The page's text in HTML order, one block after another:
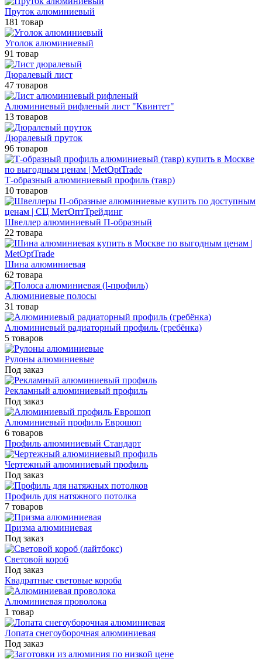
Пруток алюминиевый
181 товар
Уголок алюминиевый
91 товар
Дюралевый лист
47 товаров
Алюминиевый рифленый лист "Квинтет"
13 товаров
Дюралевый пруток
96 товаров
Т-образный алюминиевый профиль (тавр)
10 товаров
Швеллер алюминиевый П-образный
22 товара
Шина алюминиевая
62 товара
Алюминиевые полосы
31 товар
Алюминиевый радиаторный профиль (гребёнка)
5 товаров
Рулоны алюминиевые
Под заказ
Рекламный алюминиевый профиль
Под заказ
Алюминиевый профиль Еврошоп
6 товаров
Профиль алюминиевый Стандарт
Чертежный алюминиевый профиль
Под заказ
Профиль для натяжного потолка
7 товаров
Призма алюминиевая
Под заказ
Световой короб
Под заказ
Квадратные световые короба
Алюминиевая проволока
1 товар
Лопата снегоуборочная алюминиевая
Под заказ